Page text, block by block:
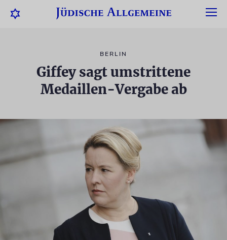
BERLIN
Giffey sagt umstrittene
Medaillen-Vergabe ab